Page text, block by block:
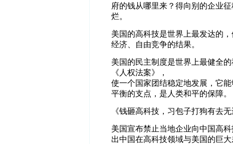
府的钱从哪里来？得向别的企业
烂。
美国的高科技是世界上最发达的
经济、自由竞争的结果。
美国的民主制度是世界上最健全
《人权法案》，
使一个国家团结稳定地发展，它
平衡的支点，是人类和平的保障。
《钱砸高科技，习包子打狗有去无
美国宣布禁止当地企业向中国高
出中国在高科技领域与美国的巨